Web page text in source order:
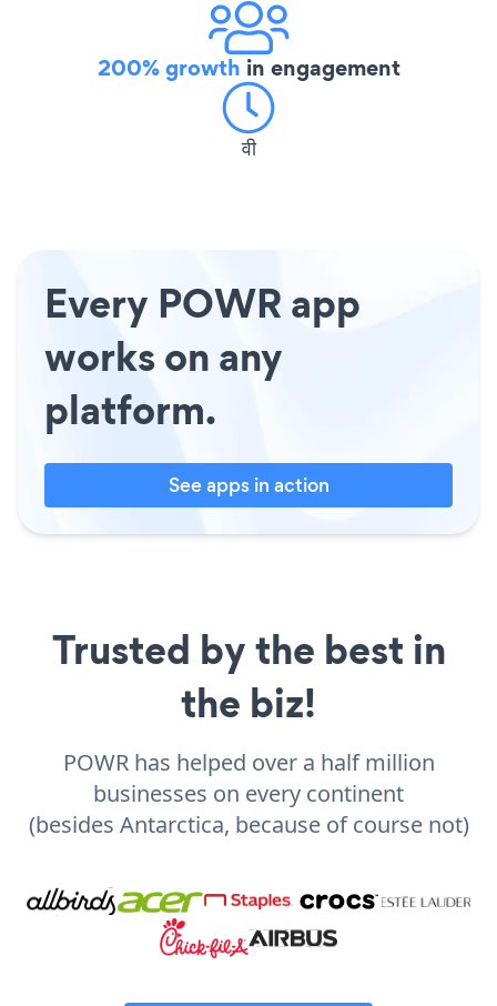
200% growth in engagement
वी
Every POWR app
works on any
platform.
See apps in action
Trusted by the best in
the biz!
POWR has helped over a half million
businesses on every continent
(besides Antarctica, because of course not)